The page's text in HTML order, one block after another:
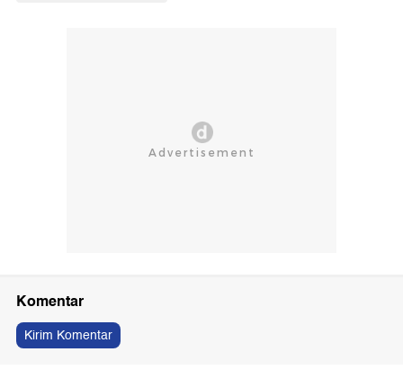
Komentar
Kirim Komentar